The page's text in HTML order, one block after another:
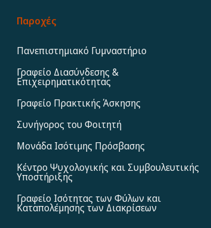
Παροχές
Πανεπιστημιακό Γυμναστήριο
Γραφείο Διασύνδεσης &
Επιχειρηματικότητας
Γραφείο Πρακτικής Άσκησης
Συνήγορος του Φοιτητή
Μονάδα Ισότιμης Πρόσβασης
Κέντρο Ψυχολογικής και Συμβουλευτικής
Υποστήριξης
Γραφείο Ισότητας των Φύλων και
Καταπολέμησης των Διακρίσεων